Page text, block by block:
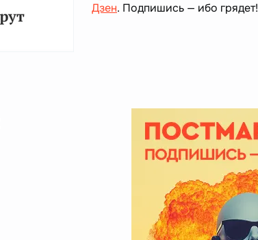
Дзен. Подпишись — ибо грядет!